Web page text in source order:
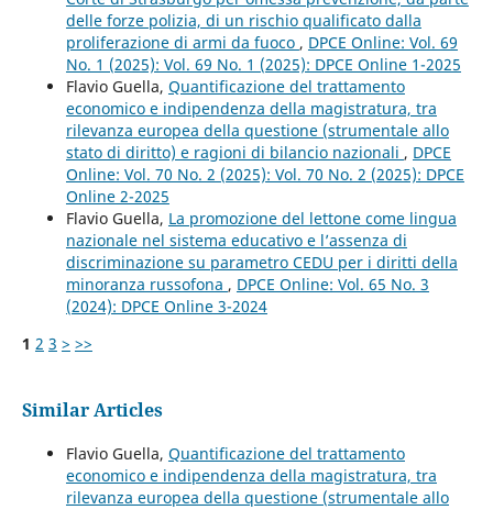
delle forze polizia, di un rischio qualificato dalla
proliferazione di armi da fuoco , DPCE Online: Vol. 69
No. 1 (2025): Vol. 69 No. 1 (2025): DPCE Online 1-2025
Flavio Guella, Quantificazione del trattamento
economico e indipendenza della magistratura, tra
rilevanza europea della questione (strumentale allo
stato di diritto) e ragioni di bilancio nazionali , DPCE
Online: Vol. 70 No. 2 (2025): Vol. 70 No. 2 (2025): DPCE
Online 2-2025
Flavio Guella, La promozione del lettone come lingua
nazionale nel sistema educativo e l’assenza di
discriminazione su parametro CEDU per i diritti della
minoranza russofona , DPCE Online: Vol. 65 No. 3
(2024): DPCE Online 3-2024
1 2 3 > >>
Similar Articles
Flavio Guella, Quantificazione del trattamento
economico e indipendenza della magistratura, tra
rilevanza europea della questione (strumentale allo